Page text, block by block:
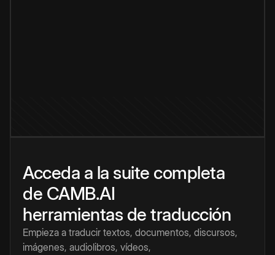
Acceda a la suite completa
de CAMB.AI
herramientas de traducción
Empieza a traducir textos, documentos, discursos,
imágenes, audiolibros, vídeos,